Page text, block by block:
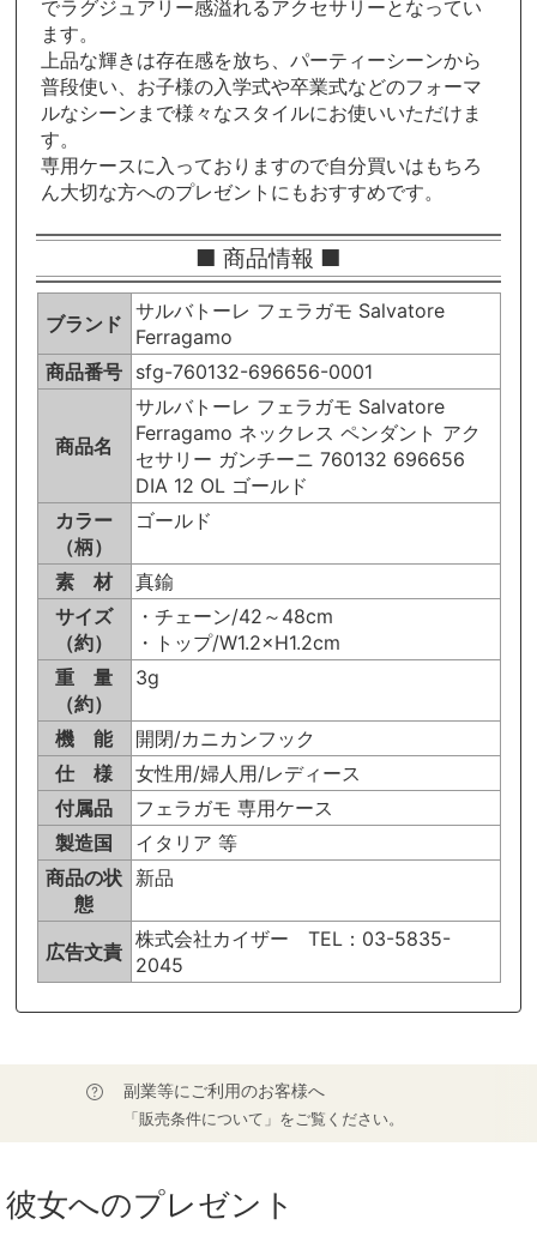
でラグジュアリー感溢れるアクセサリーとなってい
ます。
上品な輝きは存在感を放ち、パーティーシーンから
普段使い、お子様の入学式や卒業式などのフォーマ
ルなシーンまで様々なスタイルにお使いいただけま
す。
専用ケースに入っておりますので自分買いはもちろ
ん大切な方へのプレゼントにもおすすめです。
■ 商品情報 ■
ブランド
サルバトーレ フェラガモ Salvatore
Ferragamo
商品番号 sfg-760132-696656-0001
商品名
サルバトーレ フェラガモ Salvatore
Ferragamo ネックレス ペンダント アク
セサリー ガンチーニ 760132 696656
DIA 12 OL ゴールド
カラー
（柄）
ゴールド
素 材
真鍮
サイズ
（約）
・チェーン/42～48cm
・トップ/W1.2×H1.2cm
重 量
（約）
3g
機 能
開閉/カニカンフック
仕 様
女性用/婦人用/レディース
付属品
フェラガモ 専用ケース
製造国
イタリア 等
商品の状
態
新品
広告文責
株式会社カイザー TEL：03-5835-
2045
副業等にご利用のお客様へ
「販売条件について」をご覧ください。
彼女へのプレゼント